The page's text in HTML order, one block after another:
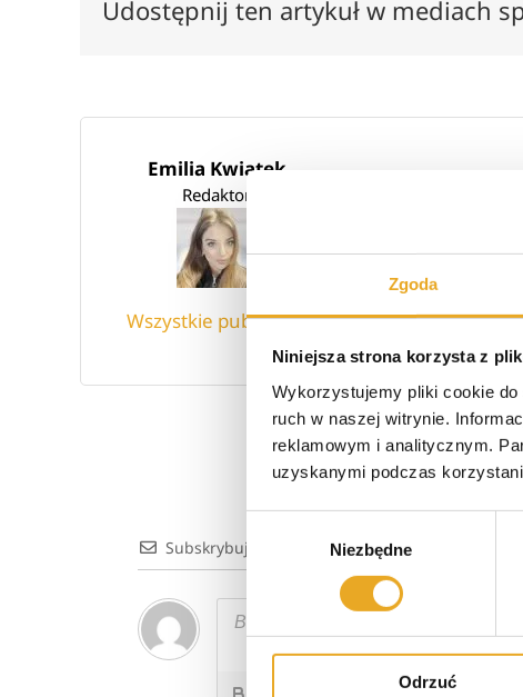
Zgoda
Niniejsza strona korzysta z
Wykorzystujemy pliki cookie
ruch w naszej witrynie.
reklamowym i analitycznym.
uzyskanymi podczas
zgody
Niezbędne
Odrzuć
Udostępnij ten artykuł w mediach
Emilia Kwiatek
Redaktor
Wszystkie publikacje
związana z
pasją są góry i
spędzać czas na
Subskrybuj